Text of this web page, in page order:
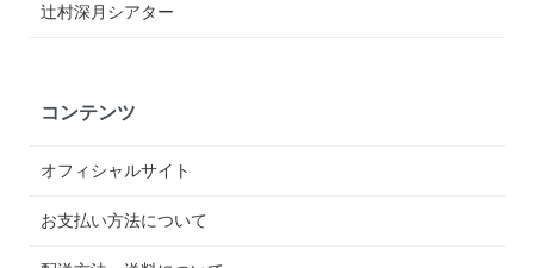
辻村深月シアター
コンテンツ
オフィシャルサイト
お支払い方法について